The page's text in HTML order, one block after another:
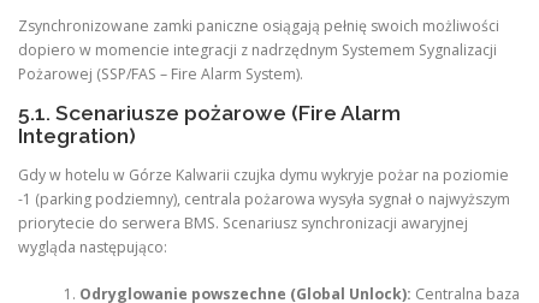
Zsynchronizowane zamki paniczne osiągają pełnię swoich możliwości
dopiero w momencie integracji z nadrzędnym Systemem Sygnalizacji
Pożarowej (SSP/FAS – Fire Alarm System).
5.1. Scenariusze pożarowe (Fire Alarm
Integration)
Gdy w hotelu w Górze Kalwarii czujka dymu wykryje pożar na poziomie
-1 (parking podziemny), centrala pożarowa wysyła sygnał o najwyższym
priorytecie do serwera BMS. Scenariusz synchronizacji awaryjnej
wygląda następująco:
Odryglowanie powszechne (Global Unlock): Centralna baza